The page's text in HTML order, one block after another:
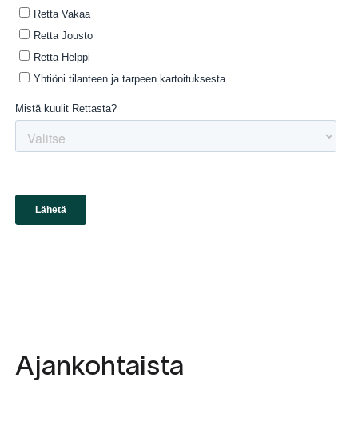
Ajankohtaista